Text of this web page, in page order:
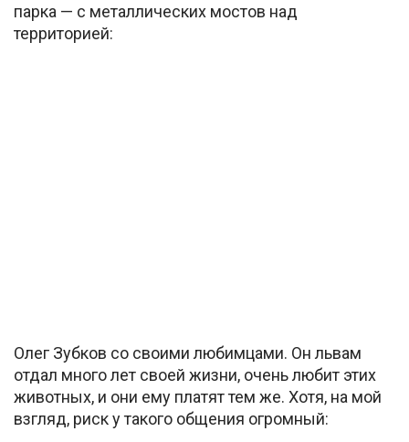
парка — с металлических мостов над
территорией:
Олег Зубков со своими любимцами. Он львам
отдал много лет своей жизни, очень любит этих
животных, и они ему платят тем же. Хотя, на мой
взгляд, риск у такого общения огромный: